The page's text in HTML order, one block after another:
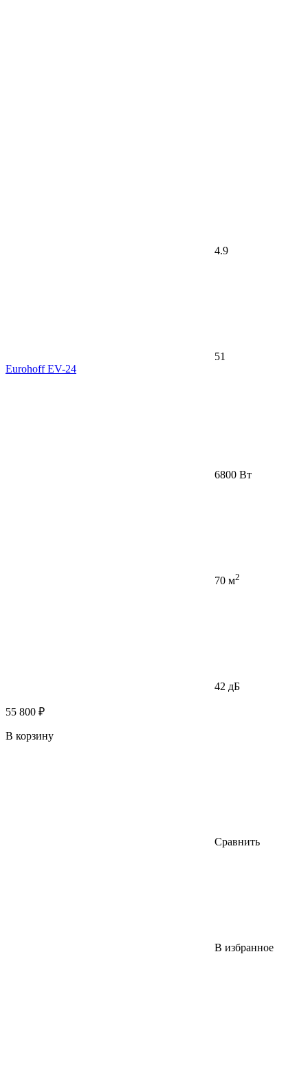
4.9
51
Eurohoff EV-24
6800 Вт
70 м2
42 дБ
55 800 ₽
В корзину
Сравнить
В избранное